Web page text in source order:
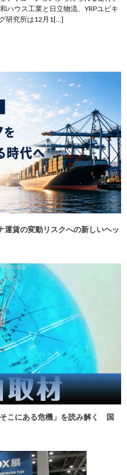
ハウス工業と日立物流、YRPユビキ
研究所は12月1[…]
運賃の変動リスクへの新しいヘッ
そこにある危機」を読み解く 国